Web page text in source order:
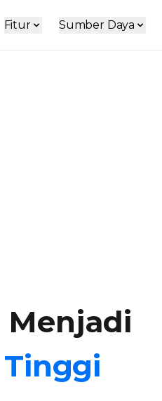
Fitur Sumber Daya
Menjadi